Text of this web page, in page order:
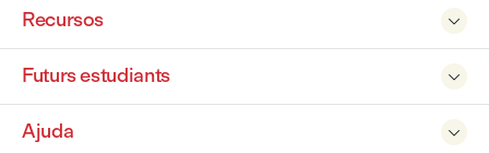

Recursos

Futurs estudiants

Ajuda